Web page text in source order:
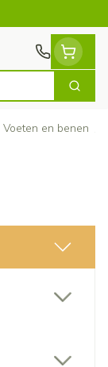
Zoek
Voeten en benen